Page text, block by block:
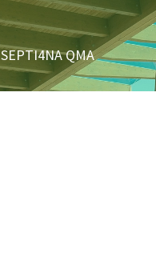
SEPTI4NA QMA